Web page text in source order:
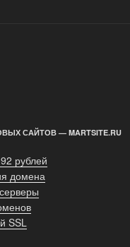
САЙТОВ — MARTSITE.RU
рублей
домена
SSL